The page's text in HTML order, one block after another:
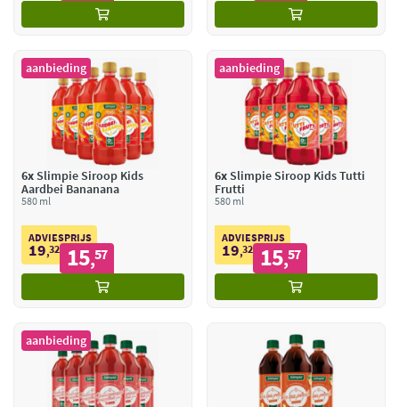
aanbieding
6x Slimpie Siroop Kids
Aardbei Bananana
580 ml
ADVIESPRIJS
19,32 15,57
aanbieding
6xSlimpie Siroop Kids Tutti
Frutti
580 ml
ADVIESPRIJS
19,32 15,57
aanbieding